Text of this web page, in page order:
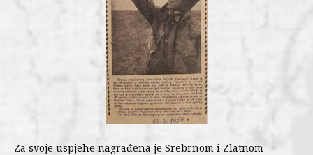
Za svoje uspjehe nagrađena je Srebrnom i Zlatnom